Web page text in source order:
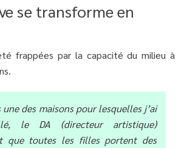
se transforme en
frappées par la capacité du milieu à
une des maisons pour lesquelles j’ai
le DA (directeur artistique)
que toutes les filles portent des